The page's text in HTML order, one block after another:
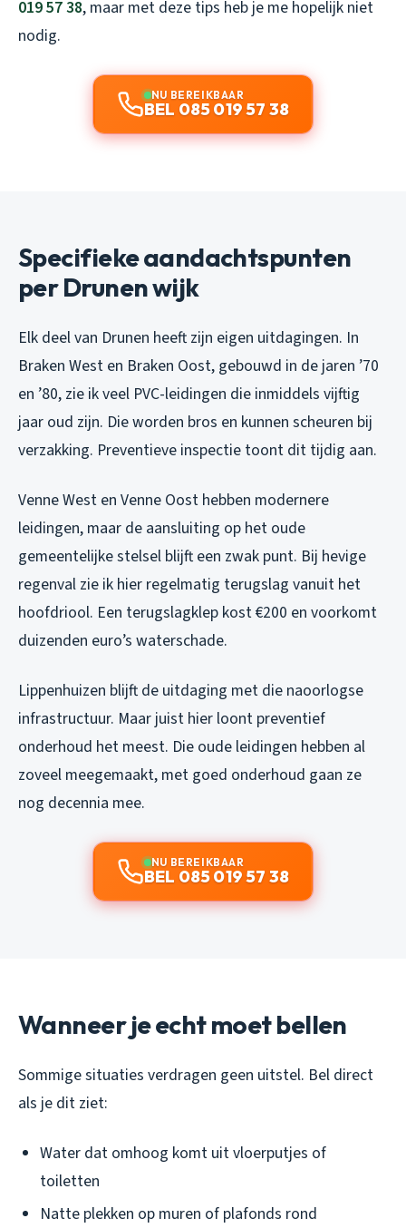
019 57 38, maar met deze tips heb je me hopelijk niet
nodig.
NU BEREIKBAAR
BEL 085 019 57 38
Specifieke aandachtspunten
per Drunen wijk
Elk deel van Drunen heeft zijn eigen uitdagingen. In
Braken West en Braken Oost, gebouwd in de jaren ’70
en ’80, zie ik veel PVC-leidingen die inmiddels vijftig
jaar oud zijn. Die worden bros en kunnen scheuren bij
verzakking. Preventieve inspectie toont dit tijdig aan.
Venne West en Venne Oost hebben modernere
leidingen, maar de aansluiting op het oude
gemeentelijke stelsel blijft een zwak punt. Bij hevige
regenval zie ik hier regelmatig terugslag vanuit het
hoofdriool. Een terugslagklep kost €200 en voorkomt
duizenden euro’s waterschade.
Lippenhuizen blijft de uitdaging met die naoorlogse
infrastructuur. Maar juist hier loont preventief
onderhoud het meest. Die oude leidingen hebben al
zoveel meegemaakt, met goed onderhoud gaan ze
nog decennia mee.
NU BEREIKBAAR
BEL 085 019 57 38
Wanneer je echt moet bellen
Sommige situaties verdragen geen uitstel. Bel direct
als je dit ziet:
Water dat omhoog komt uit vloerputjes of
toiletten
Natte plekken op muren of plafonds rond